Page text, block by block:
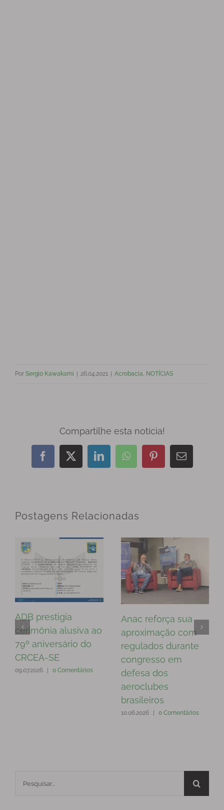
Por Sergio Kawakami | 26.04.2021 | Acrobacia, NOTÍCIAS
Compartilhe esta notícia!
Facebook
X LinkedInWhatsAppPinterest
E-
mail
Postagens Relacionadas
ADB prestigia
cerimônia alusiva ao
79º aniversário do
CRCEA-SE
09.07.2026 | 0 Comentários
Anac reforça sua
aproximação com
regulados durante
congresso em
defesa dos
aeroclubes
brasileiros
10.06.2026 | 0 Comentários
Buscar